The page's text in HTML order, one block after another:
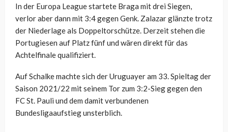
In der Europa League startete Braga mit drei Siegen,
verlor aber dann mit 3:4 gegen Genk. Zalazar glänzte trotz
der Niederlage als Doppeltorschütze. Derzeit stehen die
Portugiesen auf Platz fünf und wären direkt für das
Achtelfinale qualifiziert.
Auf Schalke machte sich der Uruguayer am 33. Spieltag der
Saison 2021/22 mit seinem Tor zum 3:2-Sieg gegen den
FC St. Pauli und dem damit verbundenen
Bundesligaaufstieg unsterblich.